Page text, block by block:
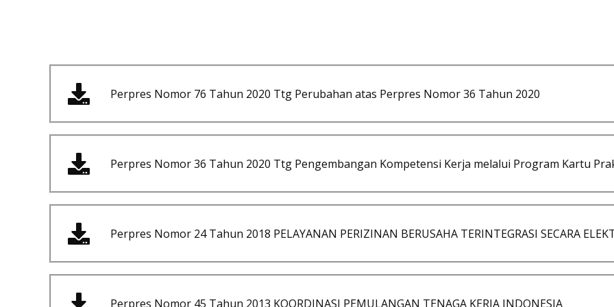
Perpres Nomor 76 Tahun 2020 Ttg Perubahan atas Perpres Nomor 36 Tahun 2020
Perpres Nomor 36 Tahun 2020 Ttg Pengembangan Kompetensi Kerja melalui Program Kartu
Perpres Nomor 24 Tahun 2018 PELAYANAN PERIZINAN BERUSAHA TERINTEGRASI SECARA
Perpres Nomor 45 Tahun 2013 KOORDINASI PEMULANGAN TENAGA KERJA INDONESIA